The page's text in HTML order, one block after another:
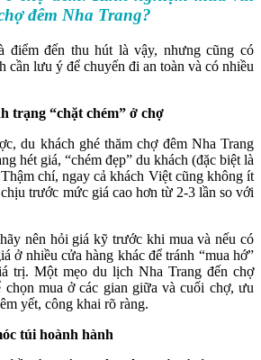
đêm Nha Trang?
điểm đến thu hút là vậy, nhưng cũng có
cần lưu ý để chuyến đi an toàn và có nhiều
trạng “chặt chém” ở chợ
du khách ghé thăm chợ đêm Nha Trang
hét giá, “chém đẹp” du khách (đặc biệt là
chí, ngay cả khách Việt cũng không ít
trước mức giá cao hơn từ 2-3 lần so với
nên hỏi giá kỹ trước khi mua và nếu có
ở nhiều cửa hàng khác để tránh “mua hớ”
trị. Một mẹo du lịch Nha Trang đến chợ
chọn mua ở các gian giữa và cuối chợ, ưu
yết, công khai rõ ràng.
túi hoành hành